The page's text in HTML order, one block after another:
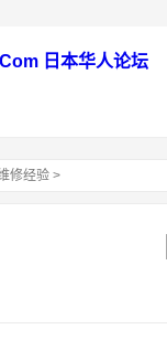
日本华人论坛
修经验 >